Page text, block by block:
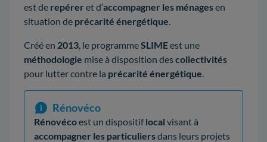
est de repérer et d’accompagner les ménagesen
situation de précarité énergétique
Créé en 2013 , le programme SLIMEest une
méthodologie mise à disposition descollectivités
pour lutter contre la précarité énergétique
Rénovéco
Rénovécoest un dispositiflocal visant à
accompagner les particuliersdans leurs projets